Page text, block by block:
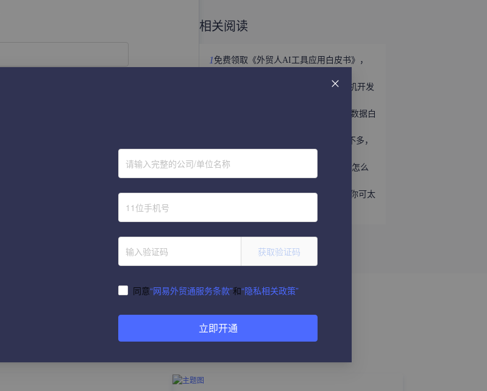
相关阅读
1 免费领取《外贸人AI工具应用白皮书》，
立即领取 | 手握这份《世界产业带商机开发
外贸获客难？免费领取《2026年海关数据白
趁着用YouTube开发外贸客户的人还不多，
5听说WhatsApp做外贸很猛？让我看看怎么
个事儿...
6做外贸还不会给国外客户打电话？那你可太
请输入完整的公司/单位名称
获取验证码
同意“网易外贸通服务条款”和“隐私相关政策”
立即开通